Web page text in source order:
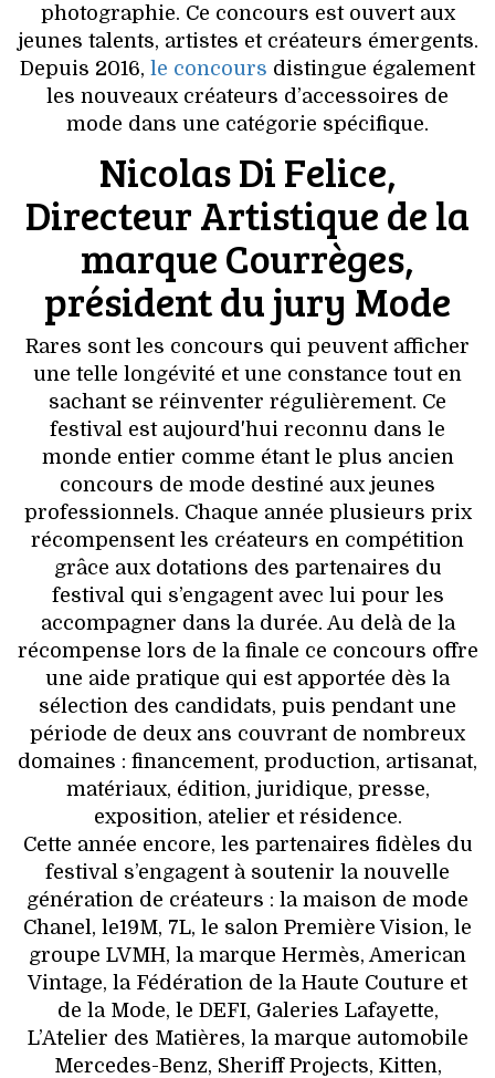
photographie. Ce concours est ouvert aux
jeunes talents, artistes et créateurs émergents.
Depuis 2016, le concours distingue également
les nouveaux créateurs d’accessoires de
mode dans une catégorie spécifique.
Nicolas Di Felice,
Directeur Artistique de la
marque Courrèges,
président du jury Mode
Rares sont les concours qui peuvent afficher
une telle longévité et une constance tout en
sachant se réinventer régulièrement. Ce
festival est aujourd'hui reconnu dans le
monde entier comme étant le plus ancien
concours de mode destiné aux jeunes
professionnels. Chaque année plusieurs prix
récompensent les créateurs en compétition
grâce aux dotations des partenaires du
festival qui s’engagent avec lui pour les
accompagner dans la durée. Au delà de la
récompense lors de la finale ce concours offre
une aide pratique qui est apportée dès la
sélection des candidats, puis pendant une
période de deux ans couvrant de nombreux
domaines : financement, production, artisanat,
matériaux, édition, juridique, presse,
exposition, atelier et résidence.
Cette année encore, les partenaires fidèles du
festival s’engagent à soutenir la nouvelle
génération de créateurs : la maison de mode
Chanel, le19M, 7L, le salon Première Vision, le
groupe LVMH, la marque Hermès, American
Vintage, la Fédération de la Haute Couture et
de la Mode, le DEFI, Galeries Lafayette,
L’Atelier des Matières, la marque automobile
Mercedes-Benz, Sheriff Projects, Kitten,